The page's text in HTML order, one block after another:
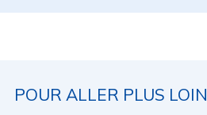
POUR ALLER PLUS LOIN